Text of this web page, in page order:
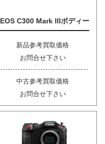
EOS C300 Mark IIIボディー
新品参考買取価格
お問合せ下さい
中古参考買取価格
お問合せ下さい